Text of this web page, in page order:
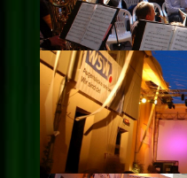
Impressum
Datenschutz